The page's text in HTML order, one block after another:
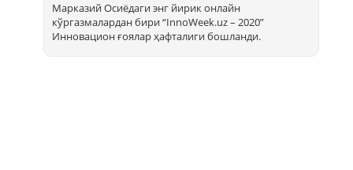
Марказий Осиёдаги энг йирик онлайн
кўргазмалардан бири “InnoWееk.uz – 2020”
Инновацион ғоялар ҳафталиги бошланди.